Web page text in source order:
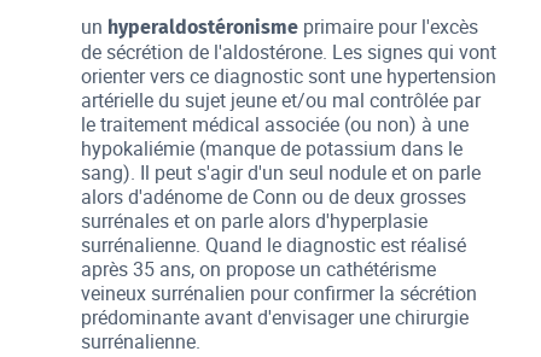
un hyperaldostéronisme primaire pour l'excès
de sécrétion de l'aldostérone. Les signes qui vont
orienter vers ce diagnostic sont une hypertension
artérielle du sujet jeune et/ou mal contrôlée par
le traitement médical associée (ou non) à une
hypokaliémie (manque de potassium dans le
sang). Il peut s'agir d'un seul nodule et on parle
alors d'adénome de Conn ou de deux grosses
surrénales et on parle alors d'hyperplasie
surrénalienne. Quand le diagnostic est réalisé
après 35 ans, on propose un cathétérisme
veineux surrénalien pour confirmer la sécrétion
prédominante avant d'envisager une chirurgie
surrénalienne.